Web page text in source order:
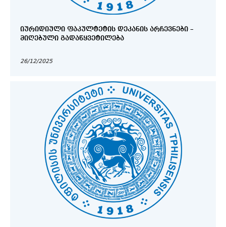
ᲘᲣᲠᲘᲓᲘᲣᲚᲘ ᲤᲐᲙᲣᲚᲢᲔᲢᲘᲡ ᲓᲔᲙᲐᲜᲘᲡ ᲐᲠᲩᲔᲕᲜᲔᲑᲘ –
ᲛᲘᲦᲔᲑᲣᲚᲘ ᲒᲐᲓᲐᲬᲧᲕᲔᲢᲘᲚᲔᲑᲐ
26/12/2025